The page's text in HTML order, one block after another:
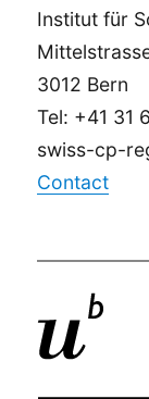
Institut für
3012 Bern
Tel: +41 31
swiss-cp-
Contact